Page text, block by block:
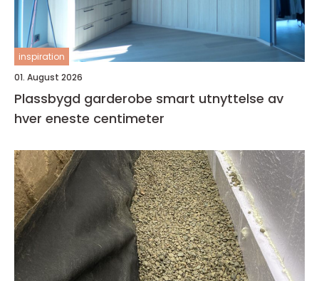
inspiration
01. August 2026
Plassbygd garderobe smart utnyttelse av
hver eneste centimeter